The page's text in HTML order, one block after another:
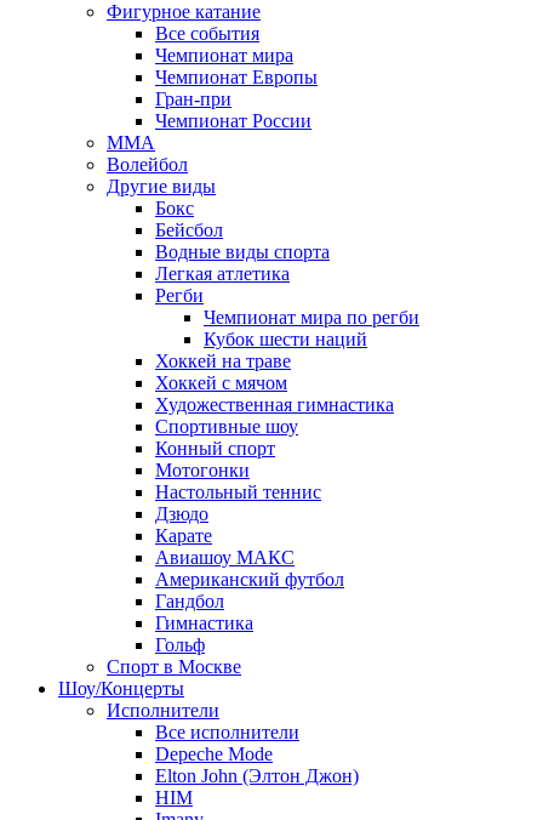
Фигурное катание
Все события
Чемпионат мира
Чемпионат Европы
Гран-при
Чемпионат России
MMA
Волейбол
Другие виды
Бокс
Бейсбол
Водные виды спорта
Легкая атлетика
Регби
Чемпионат мира по регби
Кубок шести наций
Хоккей на траве
Хоккей с мячом
Художественная гимнастика
Спортивные шоу
Конный спорт
Мотогонки
Настольный теннис
Дзюдо
Карате
Авиашоу МАКС
Американский футбол
Гандбол
Гимнастика
Гольф
Спорт в Москве
Шоу/Концерты
Исполнители
Все исполнители
Depeche Mode
Elton John (Элтон Джон)
HIM